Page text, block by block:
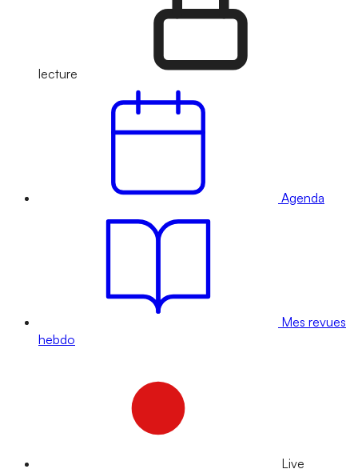
lecture
Agenda
Mes revues
hebdo
Live